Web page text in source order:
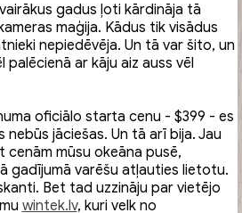
gadus ļoti kārdināja tā
maģija. Kādus tik visādus
nepiedēvēja. Un tā var šito, un
ar kāju aiz auss vēl
oficiālo starta cenu - $399 - es
nebūs jāciešas. Un tā arī bija. Jau
cenām mūsu okeāna pusē,
gadījumā varēšu atļauties lietotu.
Bet tad uzzināju par vietējo
wintek.lv, kuri velk no